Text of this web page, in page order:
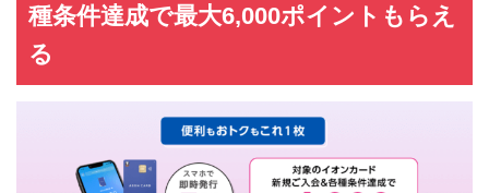
種条件達成で最大6,000ポイントもらえ
る